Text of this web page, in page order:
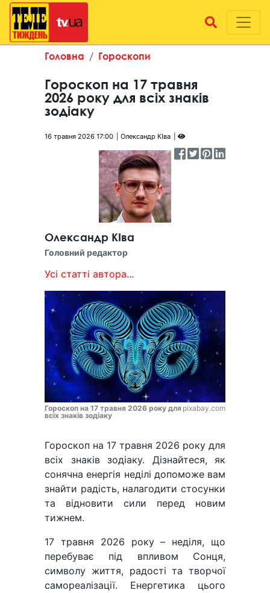
Головна Гороскопи
Гороскоп на 17 травня
2026 року для всіх знаків
зодіаку
16 травня 2026 17:00 Олександр КІва
Олександр КІва
Головний редактор
Усі статті автора...
Гороскоп на 17 травня 2026 року для
всіх знаків зодіаку
pixabay.com
Гороскоп на 17 травня 2026 року для
всіх знаків зодіаку. Дізнайтеся, як
сонячна енергія неділі допоможе вам
знайти радість, налагодити стосунки
та відновити сили перед новим
тижнем.
17 травня 2026 року – неділя, що
перебуває під впливом Сонця,
символу життя, радості та творчої
самореалізації. Енергетика цього